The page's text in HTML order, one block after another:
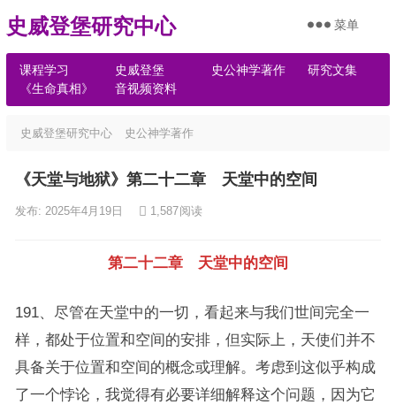
史威登堡研究中心
课程学习 史威登堡 史公神学著作
研究文集
《生命真相》
音视频资料
菜单
史威登堡研究中心 史公神学著作
《天堂与地狱》第二十二章 天堂中的空间
发布: 2025年4月19日 1,587阅读
第二十二章 天堂中的空间
191、尽管在天堂中的一切，看起来与我们世间完全一
样，都处于位置和空间的安排，但实际上，天使们并不
具备关于位置和空间的概念或理解。考虑到这似乎构成
了一个悖论，我觉得有必要详细解释这个问题，因为它